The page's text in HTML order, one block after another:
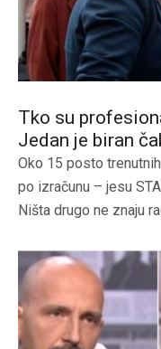
Tko su
Jedan je biran
Oko 15 posto
po izračunu – jesu
Ništa drugo ne znaju